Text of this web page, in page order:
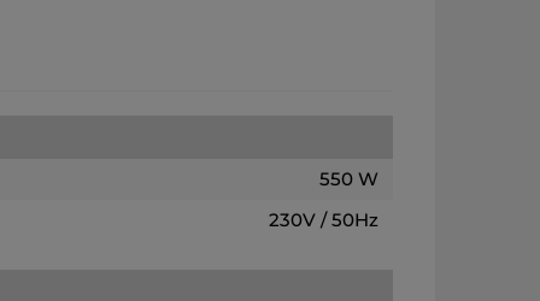
550 W
230V / 50Hz